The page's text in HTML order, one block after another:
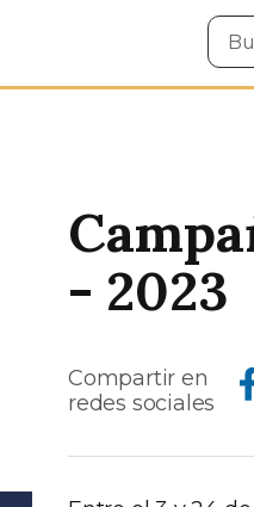
en
- 2023
Compartir en
redes sociales
Compartir en Facebook